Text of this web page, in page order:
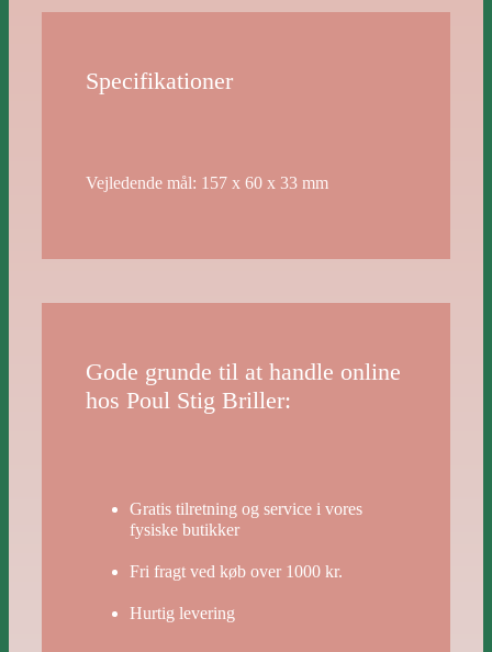
Specifikationer
Vejledende mål: 157 x 60 x 33 mm
Gode grunde til at handle online
hos Poul Stig Briller:
Gratis tilretning og service i vores
fysiske butikker
Fri fragt ved køb over 1000 kr.
Hurtig levering